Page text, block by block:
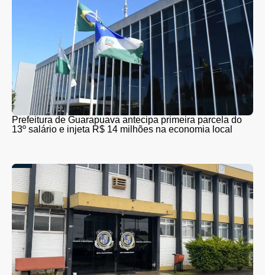
Prefeitura de Guarapuava antecipa primeira parcela do
13º salário e injeta R$ 14 milhões na economia local